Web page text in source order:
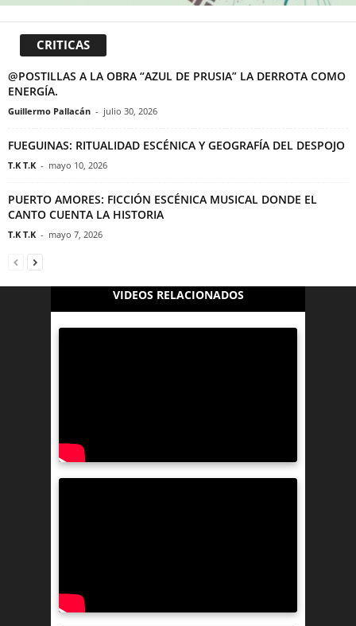
CRITICAS
@POSTILLAS A LA OBRA “AZUL DE PRUSIA” LA DERROTA COMO
ENERGÍA.
Guillermo Pallacán - julio 30, 2026
FUEGUINAS: RITUALIDAD ESCÉNICA Y GEOGRAFÍA DEL DESPOJO
T.K T.K - mayo 10, 2026
PUERTO AMORES: FICCIÓN ESCÉNICA MUSICAL DONDE EL
CANTO CUENTA LA HISTORIA
T.K T.K - mayo 7, 2026
VIDEOS RELACIONADOS